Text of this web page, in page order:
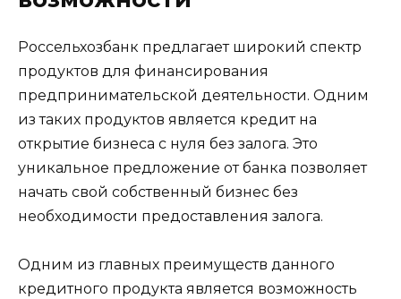
Россельхозбанк предлагает широкий спектр
продуктов для финансирования
предпринимательской деятельности. Одним
из таких продуктов является кредит на
открытие бизнеса с нуля без залога. Это
уникальное предложение от банка позволяет
начать свой собственный бизнес без
необходимости предоставления залога.
Одним из главных преимуществ данного
кредитного продукта является возможность